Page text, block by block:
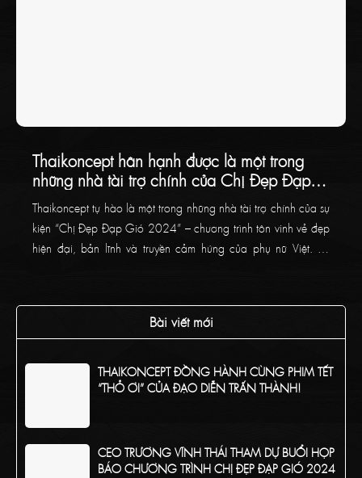
Thaikoncept hân hạnh được là một trong
những nhà tài trợ chính của Chị Đẹp Đạp
Gió 2024
Thaikoncept tự hào là một trong những nhà tài trợ chính của sự
kiện “Chị Đẹp Đạp Gió 2024” – chương trình tôn vinh vẻ đẹp
hiện đại, bản lĩnh và truyền cảm hứng của phụ nữ Việt. Sự
tỏa sáng.
Bài viết mới
THAIKONCEPT ĐỒNG HÀNH CÙNG PHIM TẾT
“THỎ ƠI” CỦA ĐẠO DIỄN TRẤN THÀNH!
CEO TRƯƠNG VĨNH THÁI THAM DỰ BUỔI HỌP
BÁO CHƯƠNG TRÌNH CHỊ ĐẸP ĐẠP GIÓ 2024